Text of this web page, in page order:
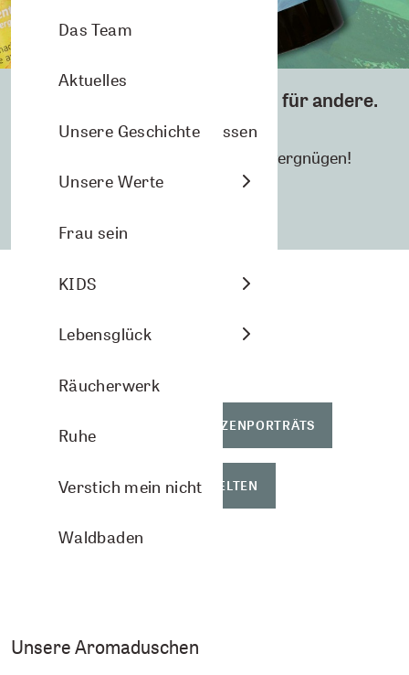
Aromasprays
Nasenbalsam
Arven- und Lavendelkissen
Raumbeduftung
Aromasphere
Zubehör und DIY
Themenwelten
Arve Wellness
Christmas
DIY-Ideen
Energie
Frau sein
KIDS
Lebensglück
Räucherwerk
Ruhe
Verstich mein nicht
Waldbaden
Pflanzenporträts
Das Team
Aktuelles
Unsere Geschichte
Unsere Werte
Pflege für dich. Unterstützung für andere.
Also rein ins neue Aromalife Duschvergnügen!
PFLANZENPORTRÄTS
THEMENWELTEN
Unsere Aromaduschen